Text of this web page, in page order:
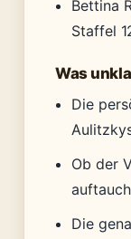
Bettina
Staffel
Was
Die
Ob der
Die